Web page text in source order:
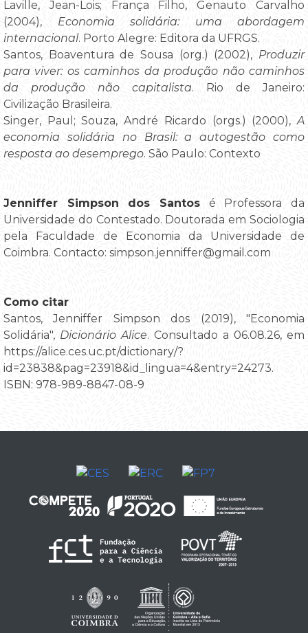
Laville, Jean-Lois; França Filho, Genauto Carvalho
(2004), Economia solidária: uma abordagem
internacional. Porto Alegre: Editora da UFRGS.
Santos, Boaventura de Sousa (org.) (2002), Produzir
para viver: os caminhos da produção não caminhos
da produção não capitalista. Rio de Janeiro:
Civilização Brasileira.
Singer, Paul; Souza, André Ricardo (orgs.) (2000), A
economia solidária no Brasil: a autogestão como
resposta ao desemprego. São Paulo: Contexto
Jenniffer Simpson dos Santos é Professora da
Universidade do Contestado. Doutorada em Sociologia
pela Faculdade de Economia da Universidade de
Coimbra. Contacto: simpson.jenniffer@gmail.com
Como citar
Santos, Jenniffer Simpson dos (2019), "Economia
Solidária", Dicionário Alice. Consultado a 06.08.26, em
https://alice.ces.uc.pt/dictionary/?
id=23838&pag=23918&id_lingua=4&entry=24273.
ISBN: 978-989-8847-08-9